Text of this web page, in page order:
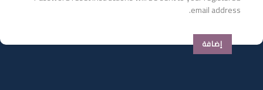
email address.